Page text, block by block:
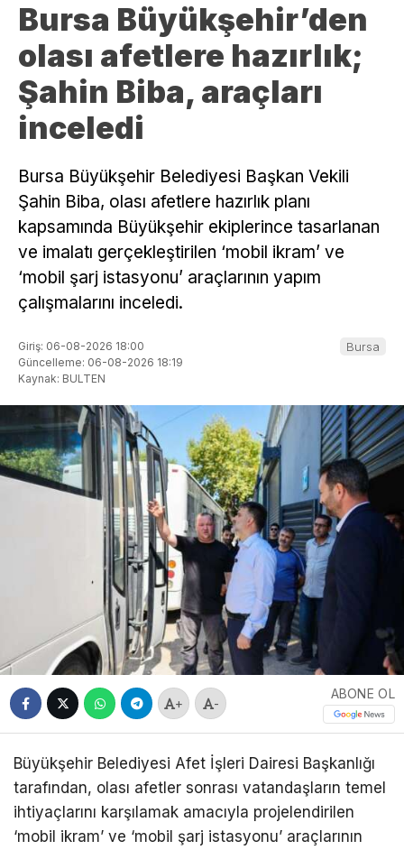
Bursa Büyükşehir’den
olası afetlere hazırlık;
Şahin Biba, araçları
inceledi
Bursa Büyükşehir Belediyesi Başkan Vekili
Şahin Biba, olası afetlere hazırlık planı
kapsamında Büyükşehir ekiplerince tasarlanan
ve imalatı gerçekleştirilen ‘mobil ikram’ ve
‘mobil şarj istasyonu’ araçlarının yapım
çalışmalarını inceledi.
Giriş: 06-08-2026 18:00
Güncelleme: 06-08-2026 18:19
Kaynak: BULTEN
Bursa
+ -
ABONE OL
Büyükşehir Belediyesi Afet İşleri Dairesi Başkanlığı
tarafından, olası afetler sonrası vatandaşların temel
ihtiyaçlarını karşılamak amacıyla projelendirilen
‘mobil ikram’ ve ‘mobil şarj istasyonu’ araçlarının